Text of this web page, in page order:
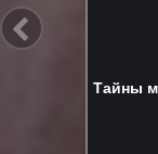
Тайны